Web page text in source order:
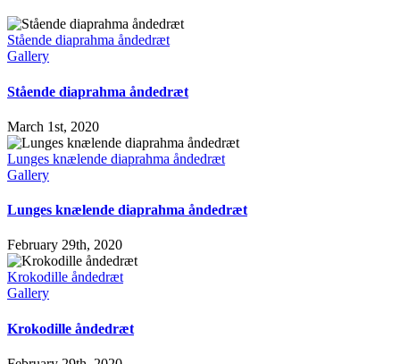
Stående diaprahma åndedræt
Gallery
Stående diaprahma åndedræt
March 1st, 2020
Lunges knælende diaprahma åndedræt
Gallery
Lunges knælende diaprahma åndedræt
February 29th, 2020
Krokodille åndedræt
Gallery
Krokodille åndedræt